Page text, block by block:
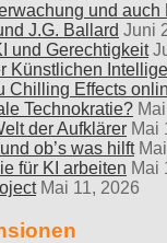
und auch
J.G. Ballard Juni
und Gerechtigkeit
Künstlichen
Chilling Effects
Technokratie?
der Aufklärer Mai
ob’s was hilft
für KI arbeiten Mai
Mai 11, 2026